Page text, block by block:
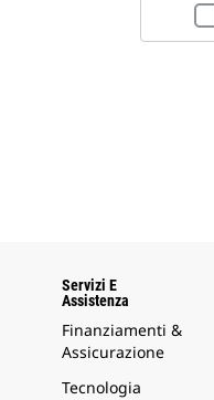
Servizi E
Assistenza
Finanziamenti &
Assicurazione
Tecnologia